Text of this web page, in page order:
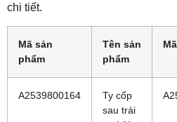
chi tiết.
Mã sản
phẩm
Tên sản
phẩm
A2539800164
Ty cốp
sau trái